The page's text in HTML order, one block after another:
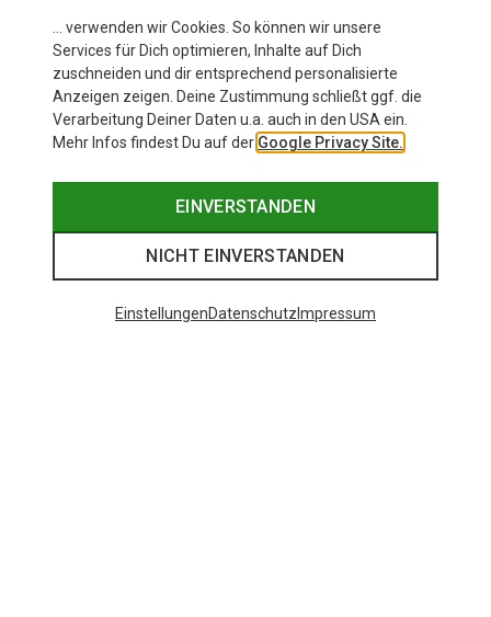
Ähnliche wie zuletzt gesehen
… verwenden wir Cookies. So können wir unsere
Services für Dich optimieren, Inhalte auf Dich
zuschneiden und dir entsprechend personalisierte
Anzeigen zeigen. Deine Zustimmung schließt ggf. die
Verarbeitung Deiner Daten u.a. auch in den USA ein.
Mehr Infos findest Du auf der Google Privacy Site.
EINVERSTANDEN
NICHT EINVERSTANDEN
EinstellungenDatenschutz Impressum